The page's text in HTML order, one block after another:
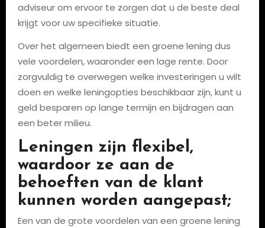
adviseur om ervoor te zorgen dat u de beste deal
krijgt voor uw specifieke situatie.
Over het algemeen biedt een groene lening dus
vele voordelen, waaronder een lage rente. Door
zorgvuldig te overwegen welke investeringen u wilt
doen en welke leningopties beschikbaar zijn, kunt u
geld besparen op lange termijn en bijdragen aan
een beter milieu.
Leningen zijn flexibel,
waardoor ze aan de
behoeften van de klant
kunnen worden aangepast;
Een van de grote voordelen van een groene lening